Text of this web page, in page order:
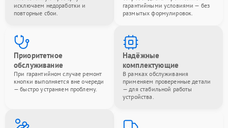
исключаем недоработки и
повторные сбои.
гарантийными условиями — без
размытых формулировок.
Приоритетное
обслуживание
При гарантийном случае ремонт
кнопки выполняется вне очереди
— быстро устраняем проблему.
Надёжные
комплектующие
В рамках обслуживания
применяем проверенные детали
— для стабильной работы
устройства.